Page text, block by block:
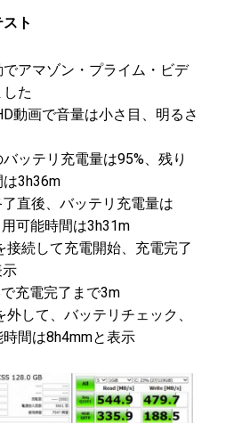
ト
アマゾン・プライム・ビデ
た
動画で音量は小さ目、明るさ
ッテリ充電量は95%、残り
3h36m
直後、バッテリ充電量は
可能時間は3h31m
接続して充電開始、充電完了
示
充電完了まで3m
外して、バッテリチェック、
間は8h4mmと表示